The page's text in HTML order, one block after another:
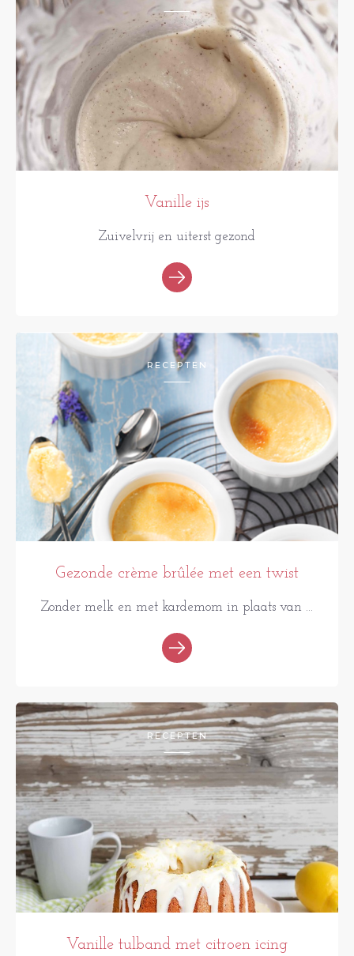
Vanille ijs
Zuivelvrij en uiterst gezond
RECEPTEN
Gezonde crème brûlée met een twist
Zonder melk en met kardemom in plaats van ...
RECEPTEN
Vanille tulband met citroen icing